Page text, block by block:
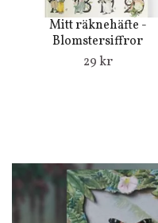
Mitt räknehäfte -
Blomstersiffror
29 kr